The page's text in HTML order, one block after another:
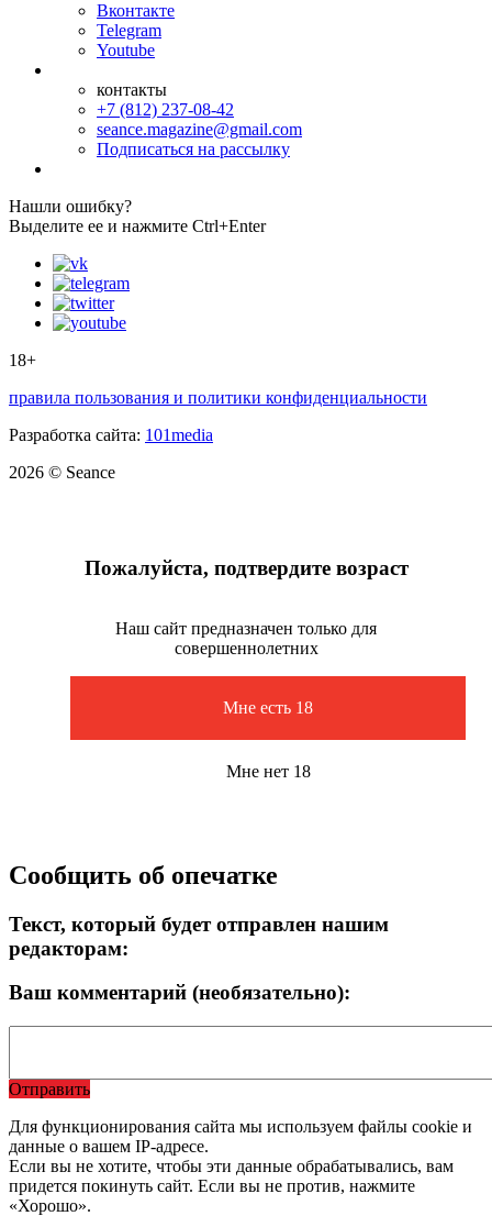
Вконтакте
Telegram
Youtube
контакты
+7 (812) 237-08-42
seance.magazine@gmail.com
Подписаться на рассылку
Нашли ошибку?
Выделите ее и нажмите Ctrl+Enter
18+
правила пользования и политики конфиденциальности
Разработка сайта: 101media
2026 © Seance
Пожалуйста, подтвердите возраст
Наш сайт предназначен только для
совершеннолетних
Мне есть 18
Мне нет 18
Сообщить об опечатке
Текст, который будет отправлен нашим
редакторам:
Ваш комментарий (необязательно):
Отправить
Для функционирования сайта мы используем файлы cookie и
данные о вашем IP-адресе.
Если вы не хотите, чтобы эти данные обрабатывались, вам
придется покинуть сайт. Если вы не против, нажмите
«Хорошо».